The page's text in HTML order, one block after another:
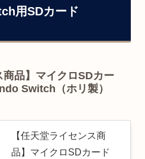
用SDカード
商品】マイクロSDカー
Switch（ホリ製）
【任天堂ライセンス商
品】マイクロSDカード